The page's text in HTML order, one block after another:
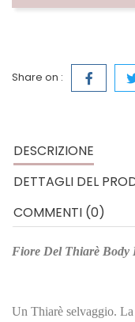
Share on :
DESCRIZIONE
DETTAGLI DEL
COMMENTI (0)
Fiore Del Thiarè Body
Un Thiarè selvaggio.